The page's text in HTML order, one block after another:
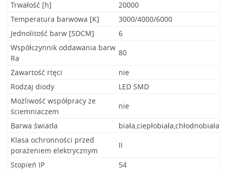
Trwałość [h]
20000
Temperatura barwowa [K]
3000/4000/6000
Jednolitość barw [SDCM]
6
Współczynnik oddawania barw
Ra
80
Zawartość rtęci
nie
Rodzaj diody
LED SMD
Możliwość współpracy ze
ściemniaczem
nie
Barwa światła
biała,ciepłobiała,chłodnobiała
Klasa ochronności przed
porażeniem elektrycznym
II
Stopień IP
54